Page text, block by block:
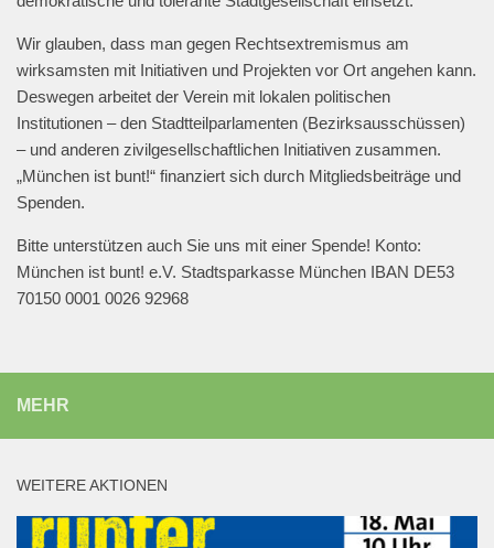
#bringthemhomenow
2 13 Twitter
Mehr laden
Wir glauben, dass man gegen Rechtsextremismus am
wirksamsten mit Initiativen und Projekten vor Ort angehen kann.
Deswegen arbeitet der Verein mit lokalen politischen
Institutionen – den Stadtteilparlamenten (Bezirksausschüssen)
– und anderen zivilgesellschaftlichen Initiativen zusammen.
„München ist bunt!“ finanziert sich durch Mitgliedsbeiträge und
Spenden.
Bitte unterstützen auch Sie uns mit einer Spende! Konto:
München ist bunt! e.V. Stadtsparkasse München IBAN DE53
70150 0001 0026 92968
MEHR
WEITERE AKTIONEN